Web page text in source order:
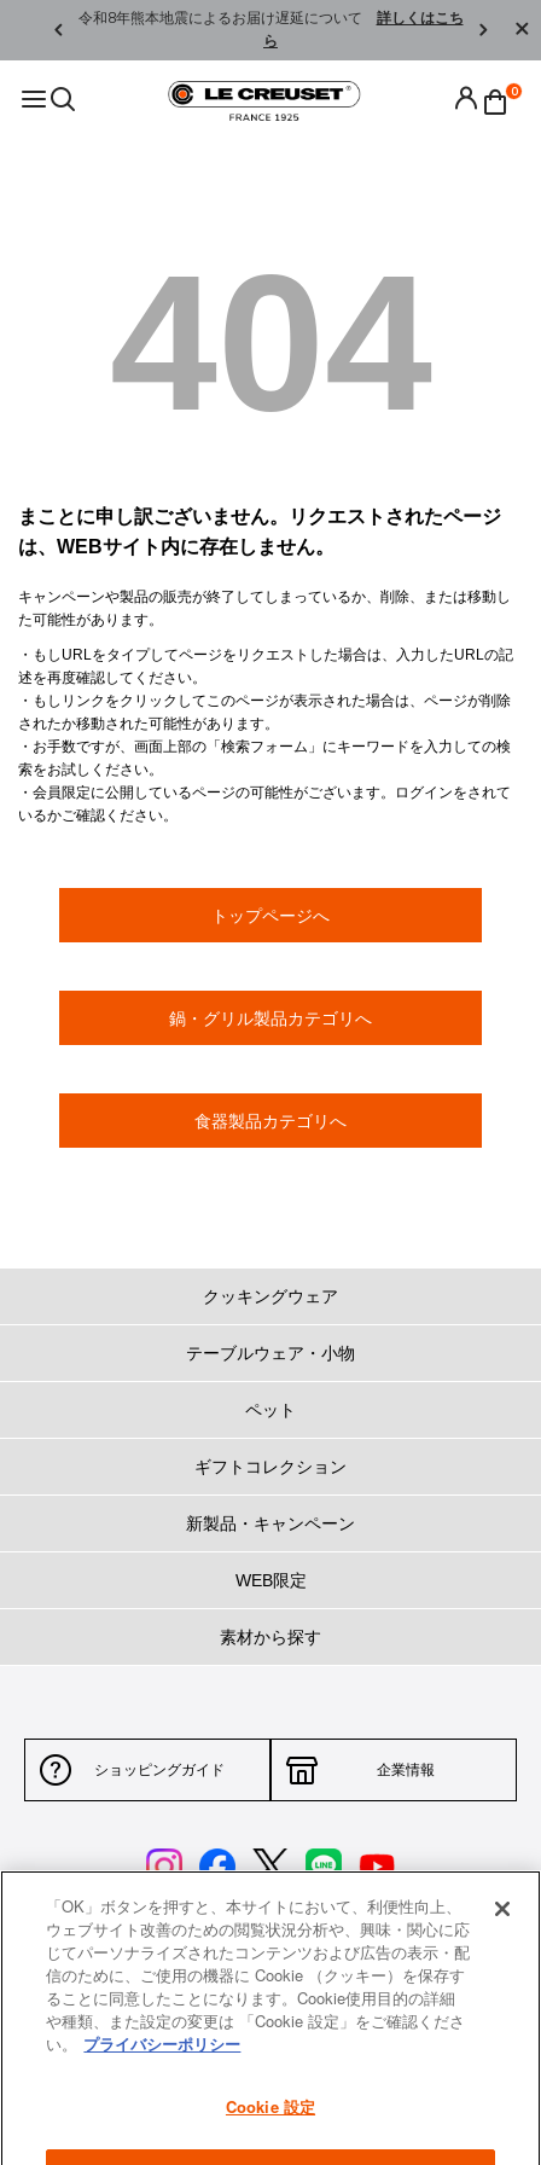
令和8年熊本地震によるお届け遅延について 詳しくはこち
ら
0
404
まことに申し訳ございません。リクエストされたページ
は、WEBサイト内に存在しません。
キャンペーンや製品の販売が終了してしまっているか、削除、または移動し
た可能性があります。
・もしURLをタイプしてページをリクエストした場合は、入力したURLの記
述を再度確認してください。
・もしリンクをクリックしてこのページが表示された場合は、ページが削除
されたか移動された可能性があります。
・お手数ですが、画面上部の「検索フォーム」にキーワードを入力しての検
索をお試しください。
・会員限定に公開しているページの可能性がございます。ログインをされて
いるかご確認ください。
トップページへ
鍋・グリル製品カテゴリへ
食器製品カテゴリへ
クッキングウェア
テーブルウェア・小物
ペット
ギフトコレクション
新製品・キャンペーン
WEB限定
素材から探す
ショッピングガイド 企業情報
サイトポリシー 特定商取引法に基づく表示
並行輸入品について 個人情報保護方針
返品について
よくあるご質問 お問い合わせ
「OK」ボタンを押すと、本サイトにおいて、利便性向上、
ウェブサイト改善のための閲覧状況分析や、興味・関心に応
じてパーソナライズされたコンテンツおよび広告の表示・配
信のために、ご使用の機器に Cookie （クッキー）を保存す
ることに同意したことになります。Cookie使用目的の詳細
や種類、また設定の変更は 「Cookie 設定」をご確認くださ
い。
プライバシーポリシー
Cookie 設定